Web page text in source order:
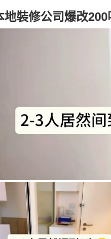
地裝修公司爆改